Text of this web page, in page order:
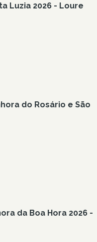
Luzia 2026 - Loure
do Rosário e São
da Boa Hora 2026 -